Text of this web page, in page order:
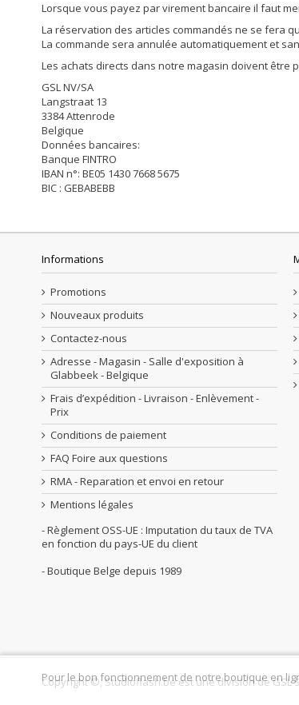
Lorsque vous payez par virement bancaire il faut
La réservation des articles commandés ne se fera
La commande sera annulée automatiquement et
Les achats directs dans notre magasin doivent être
GSL NV/SA
Langstraat 13
3384 Attenrode
Belgique
Données bancaires:
Banque FINTRO
IBAN n°: BE05 1430 7668 5675
BIC : GEBABEBB
Informations
Promotions
Nouveaux produits
Contactez-nous
Adresse - Magasin - Salle d'exposition à
Glabbeek - Belgique
Frais d’expédition - Livraison - Enlèvement -
Prix
Conditions de paiement
FAQ Foire aux questions
RMA - Reparation et envoi en retour
Mentions légales
- Règlement OSS-UE : Imputation du taux de TVA
en fonction du pays-UE du client
- Boutique Belge depuis 1989
Copyright ©, Studioflash.be est une division de GSL
Pour le bon fonctionnement de notre boutique en